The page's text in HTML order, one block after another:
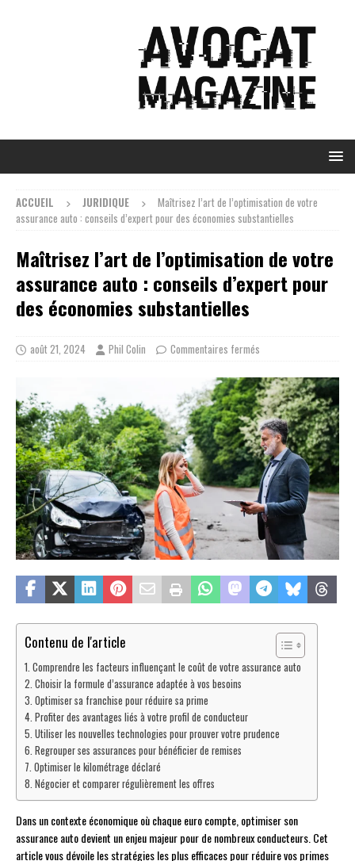
ACCUEIL JURIDIQUE
Maîtrisez l’art de l’optimisation de votre
assurance auto : conseils d’expert pour des économies substantielles
Maîtrisez l’art de l’optimisation de votre
assurance auto : conseils d’expert pour
des économies substantielles
août 21, 2024 Phil Colin Commentaires fermés
Contenu de l'article
Comprendre les facteurs influençant le coût de votre assurance auto
Choisir la formule d’assurance adaptée à vos besoins
Optimiser sa franchise pour réduire sa prime
Profiter des avantages liés à votre profil de conducteur
Utiliser les nouvelles technologies pour prouver votre prudence
Regrouper ses assurances pour bénéficier de remises
Optimiser le kilométrage déclaré
Négocier et comparer régulièrement les offres
Dans un contexte économique où chaque euro compte, optimiser son
assurance auto devient un enjeu majeur pour de nombreux conducteurs. Cet
article vous dévoile les stratégies les plus efficaces pour réduire vos primes